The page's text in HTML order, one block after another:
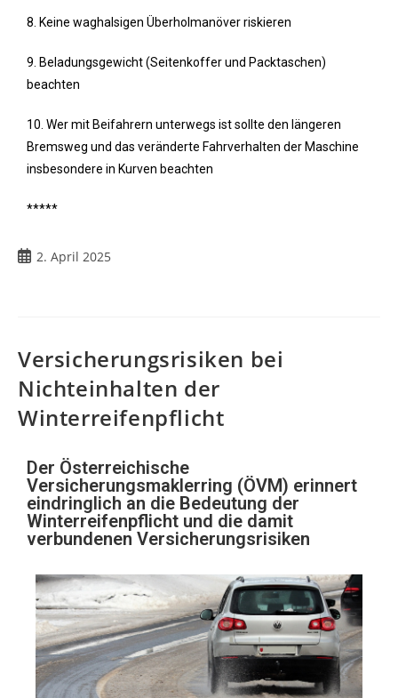
8. Keine waghalsigen Überholmanöver riskieren
9. Beladungsgewicht (Seitenkoffer und Packtaschen)
beachten
10. Wer mit Beifahrern unterwegs ist sollte den längeren
Bremsweg und das veränderte Fahrverhalten der Maschine
insbesondere in Kurven beachten
*****
2. April 2025
Versicherungsrisiken bei
Nichteinhalten der
Winterreifenpflicht
Der Österreichische
Versicherungsmaklerring (ÖVM) erinnert
eindringlich an die Bedeutung der
Winterreifenpflicht und die damit
verbundenen Versicherungsrisiken